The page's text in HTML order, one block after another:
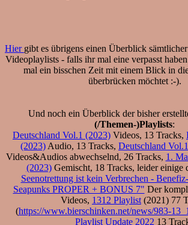
Hier gibt es übrigens einen Überblick
Videoplaylists - falls ihr mal eine verpasst
mal ein bisschen Zeit mit einem Blick in
überbrücken möchtet :-).
Und noch ein Überblick der bisher
(/Themen-)Playlists:
Deutschland Vol.1 (2023) Videos, 13 Tracks,
(2023) Audio, 13 Tracks, Deutschland
Videos&Audios abwechselnd, 26 Tracks, 1.
(2023)Gemischt, 18 Tracks, leider einige
Seenotrettung ist kein Verbrechen -
Seapunks PROPER + BONUS 7" Der
Videos, 1312 Playlist (2021) 77
(https://www.bierschinken.net/news/983-
Playlist Update 2022 13